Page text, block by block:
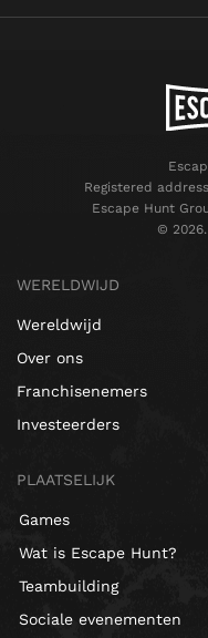
Registered
Escape Hunt
©️
WERELDWIJD
Wereldwijd
Over ons
Franchisenemers
Investeerders
PLAATSELIJK
Games
Wat is Escape Hunt?
Teambuilding
Sociale evenementen